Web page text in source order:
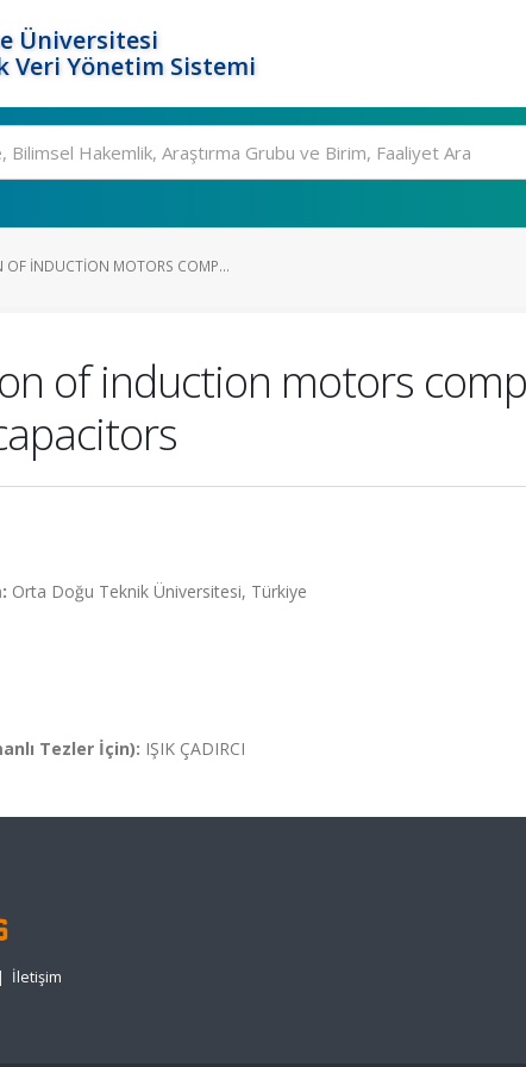
Üniversitesi
Veri Yönetim Sistemi
OF INDUCTION MOTORS COMP...
of induction motors
Orta Doğu Teknik Üniversitesi, Türkiye
Tezler İçin): IŞIK ÇADIRCI
| İletişim